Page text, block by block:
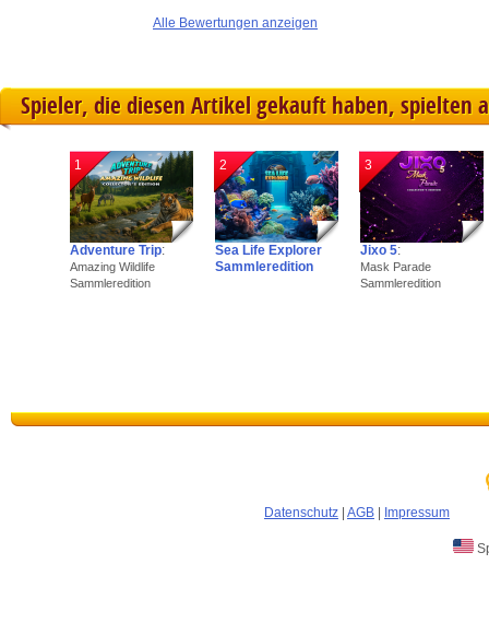
Mir persönlich hat das Spiel aufgrund des Handling
aber man kann ja selber 60 min. ausprobieren :)
mfg
O.P.
Alle Bewertungen anzeigen
Spieler, die diesen Artikel gekauft haben, spielten
1
Adventure Trip:
Amazing Wildlife
Sammleredition
2
Sea Life Explorer
Sammleredition
3
Jixo 5:
Mask Parade
Sammleredition
Datenschutz AGB Impressum